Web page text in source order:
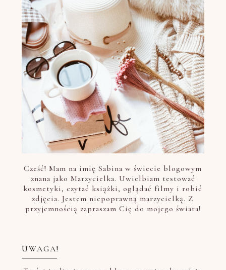
Cześć! Mam na imię Sabina w świecie blogowym
znana jako Marzycielka. Uwielbiam testować
kosmetyki, czytać książki, oglądać filmy i robić
zdjęcia. Jestem niepoprawną marzycielką. Z
przyjemnością zapraszam Cię do mojego świata!
UWAGA!